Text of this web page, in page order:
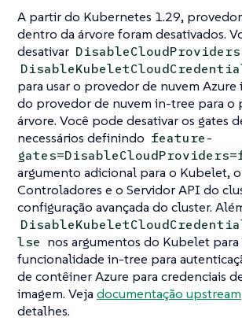
A partir do Kubernetes 1.29,
dentro da árvore foram desativados.
desativar DisableCloudProviders
para usar o provedor de nuvem
do provedor de nuvem in-tree para o
árvore. Você pode desativar os gates
necessários definindo feature-
argumento adicional para o Kubelet,
Controladores e o Servidor API do
configuração avançada do cluster.
lse nos argumentos do Kubelet
funcionalidade in-tree para
de contêiner Azure para credenciais
imagem. Veja documentação upstream
detalhes.